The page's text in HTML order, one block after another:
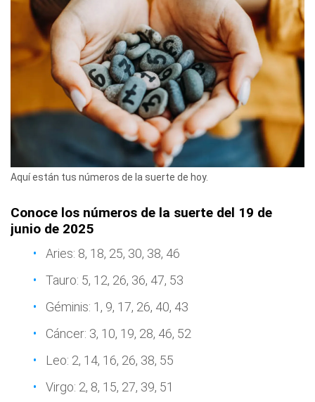
Aquí están tus números de la suerte de hoy.
Conoce los números de la suerte del 19 de
junio de 2025
Aries: 8, 18, 25, 30, 38, 46
Tauro: 5, 12, 26, 36, 47, 53
Géminis: 1, 9, 17, 26, 40, 43
Cáncer: 3, 10, 19, 28, 46, 52
Leo: 2, 14, 16, 26, 38, 55
Virgo: 2, 8, 15, 27, 39, 51